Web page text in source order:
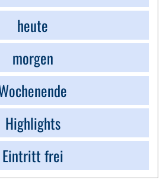
heute
morgen
Highlights
Eintritt frei